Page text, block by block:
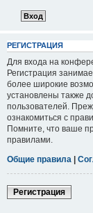
РЕГИСТРАЦИЯ
Для входа на
Регистрация
более широкие
установлены также
пользователей.
ознакомиться с
Помните, что ваше
правилами.
Общие правила |
Регистрация